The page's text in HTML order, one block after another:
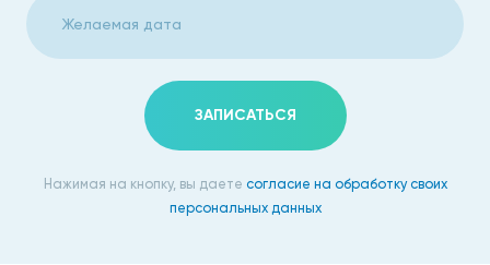
ЗАПИСАТЬСЯ
Нажимая на кнопку, вы даете согласие на обработку своих
персональных данных